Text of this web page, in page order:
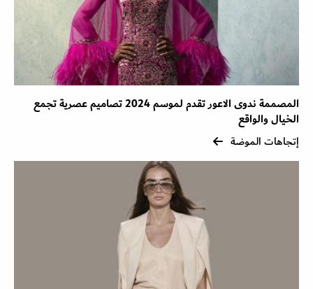
المصممة ندوى الاعور تقدم لموسم 2024 تصاميم عصرية تجمع
الخيال والواقع
إتجاهات الموضة